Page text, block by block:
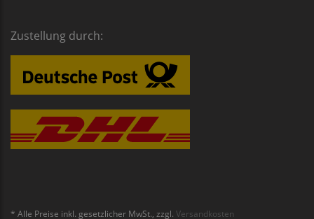
Zustellung durch:
* Alle Preise inkl. gesetzlicher MwSt., zzgl. Versandkosten